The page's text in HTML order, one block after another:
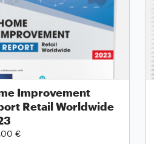
Improvement
Retail Worldwide
€